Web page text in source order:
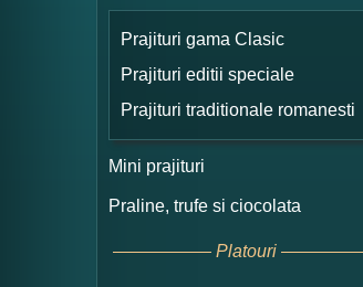
Prajituri gama Clasic
Prajituri editii speciale
Prajituri traditionale romanesti
Mini prajituri
Praline, trufe si ciocolata
Platouri